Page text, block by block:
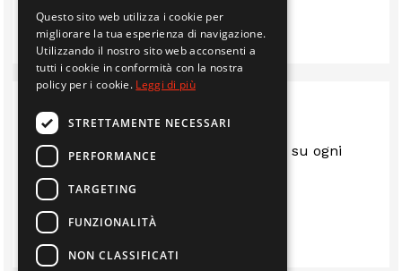
IMMOBILIARE EDIL 2F S.R.L.
Sempre al top.. gentili e disponibili su ogni
questione
LUIS
Questo sito web utilizza i cookie per
migliorare la tua esperienza di navigazione.
Utilizzando il nostro sito web acconsenti a
tutti i cookie in conformità con la nostra
policy per i cookie. Leggi di più
STRETTAMENTE NECESSARI
PERFORMANCE
TARGETING
FUNZIONALITÀ
NON CLASSIFICATI